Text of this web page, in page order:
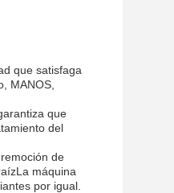
que satisfaga
MANOS,
que
del
de
máquina
por igual.